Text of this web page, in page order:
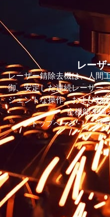
レーザ
レーザー錆除去機は、人間
御、安定した連続レーザー
ジェントな操作、および効
全機能を備
トップページ-レーザ